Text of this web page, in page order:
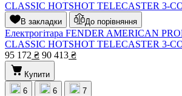
В закладки До порівняння
Електрогітара FENDER AMERICAN
CLASSIC HOTSHOT TELECASTER 3-
95 172 ₴ 90 413 ₴
Купити
6
6 7